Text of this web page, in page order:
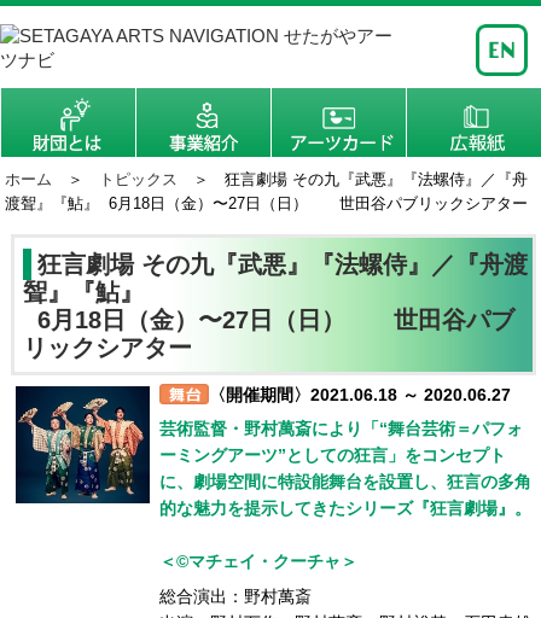
ホーム ＞ トピックス
＞ 狂言劇場 その九『武悪』『法螺侍』／『舟
渡聟』『鮎』 6月18日（金）〜27日（日） 世田谷パブリックシアター
狂言劇場 その九『武悪』『法螺侍』／『舟渡
聟』『鮎』
6月18日（金）〜27日（日） 世田谷パブ
リックシアター
〈開催期間〉2021.06.18 ～ 2020.06.27
芸術監督・野村萬斎により「“舞台芸術＝パフォ
ーミングアーツ”としての狂言」をコンセプト
に、劇場空間に特設能舞台を設置し、狂言の多角
的な魅力を提示してきたシリーズ『狂言劇場』。
＜©マチェイ・クーチャ＞
総合演出：野村萬斎